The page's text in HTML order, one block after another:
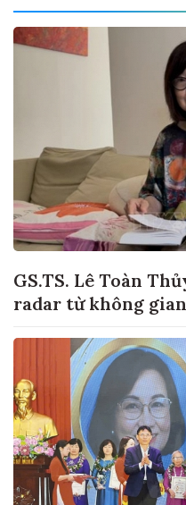
GS.TS. Lê Toàn
radar từ không